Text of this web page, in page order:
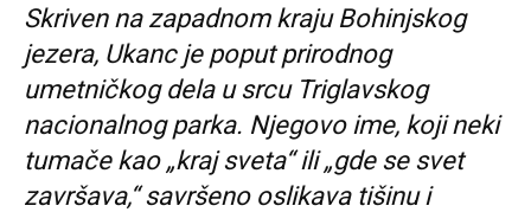
Skriven na zapadnom kraju Bohinjskog
jezera, Ukanc je poput prirodnog
umetničkog dela u srcu Triglavskog
nacionalnog parka. Njegovo ime, koji neki
tumače kao „kraj sveta“ ili „gde se svet
završava,“ savršeno oslikava tišinu i